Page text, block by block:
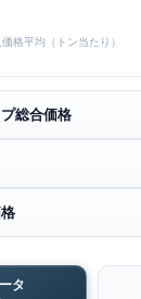
格平均（トン当たり）
総合価格
タ